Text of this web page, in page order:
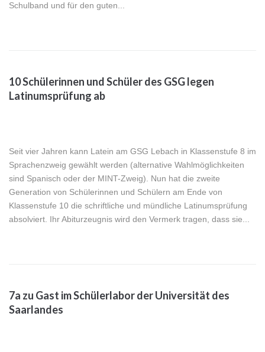
Schulband und für den guten...
10 Schülerinnen und Schüler des GSG legen
Latinumsprüfung ab
Seit vier Jahren kann Latein am GSG Lebach in Klassenstufe 8 im
Sprachenzweig gewählt werden (alternative Wahlmöglichkeiten
sind Spanisch oder der MINT-Zweig). Nun hat die zweite
Generation von Schülerinnen und Schülern am Ende von
Klassenstufe 10 die schriftliche und mündliche Latinumsprüfung
absolviert. Ihr Abiturzeugnis wird den Vermerk tragen, dass sie...
7a zu Gast im Schülerlabor der Universität des
Saarlandes